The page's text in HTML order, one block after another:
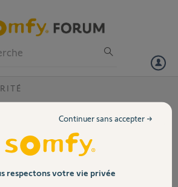
wifi
3/04 j'ai réussi à connecter mon link
box j'ai voulu reconnecter le link , je reste
link, j'ai positionné le link à côté de la box ,
faire. J'ai remarqué qu'en paramètre j'ai
respectons votre vie privée
Continuer sans accepter →